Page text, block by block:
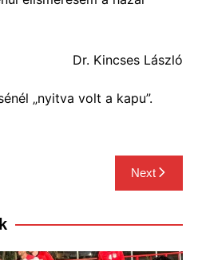
Dr. Kincses László
„nyitva volt a kapu”.
Next